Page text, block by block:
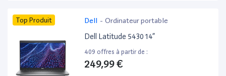
Top Produit Dell - Ordinateur portable
Dell Latitude 5430 14”
409 offres à partir de :
249,99 €